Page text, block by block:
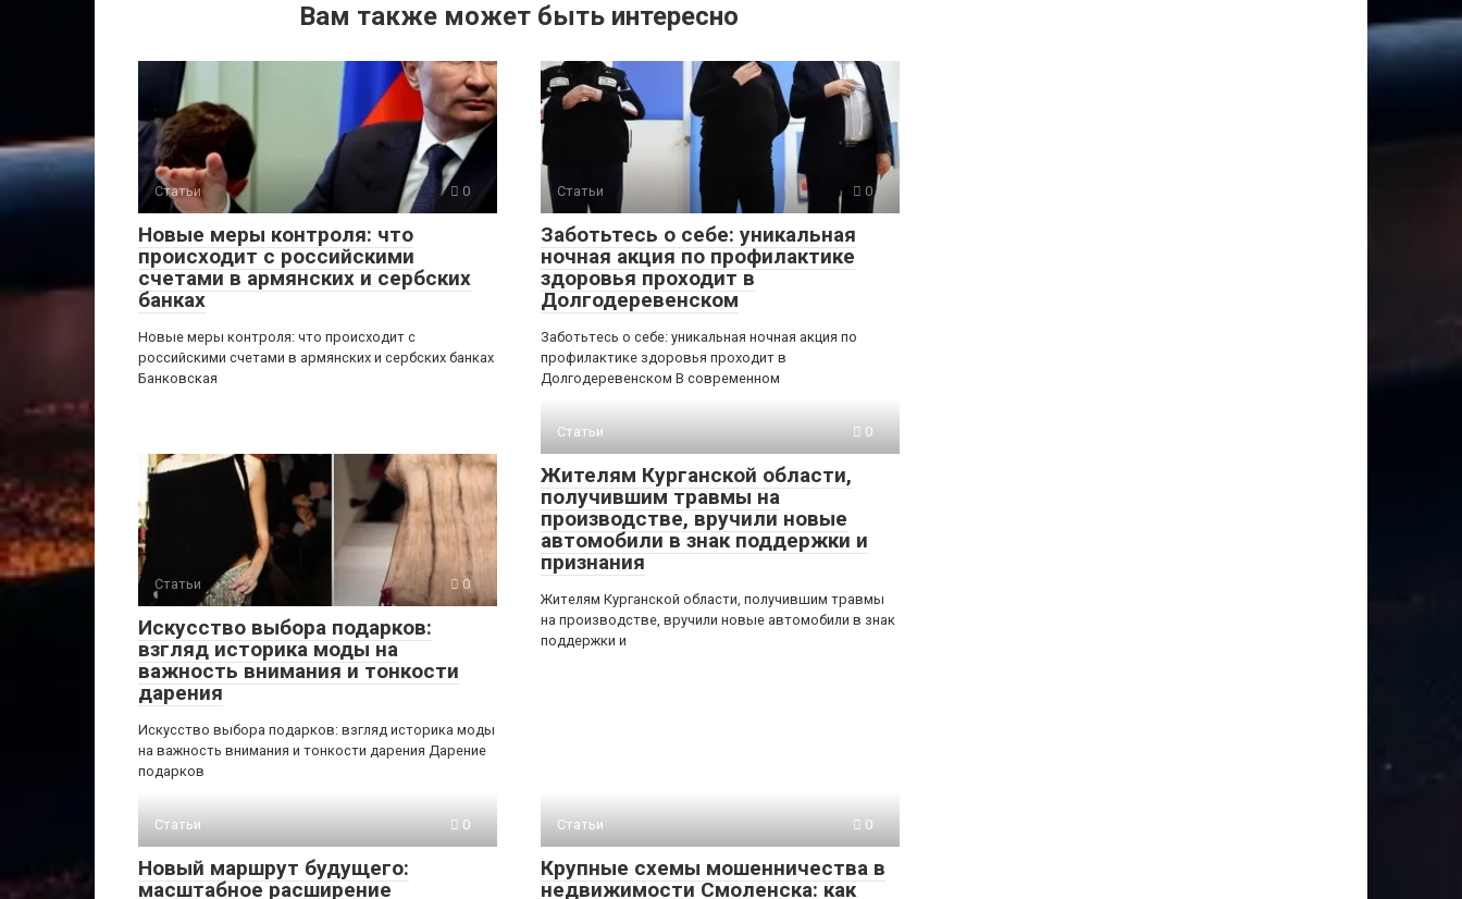
Вам также может быть интересно
Статьи 0
Новые меры контроля: что
происходит с российскими
счетами в армянских и сербских
банках
Новые меры контроля: что происходит с
российскими счетами в армянских и сербских банках
Банковская
Статьи 0
Заботьтесь о себе: уникальная
ночная акция по профилактике
здоровья проходит в
Долгодеревенском
Заботьтесь о себе: уникальная ночная акция по
профилактике здоровья проходит в
Долгодеревенском В современном
Статьи 0
Искусство выбора подарков:
взгляд историка моды на
важность внимания и тонкости
дарения
Искусство выбора подарков: взгляд историка моды
на важность внимания и тонкости дарения Дарение
подарков
Статьи 0
Жителям Курганской области,
получившим травмы на
производстве, вручили новые
автомобили в знак поддержки и
признания
Жителям Курганской области, получившим травмы
на производстве, вручили новые автомобили в знак
поддержки и
Статьи 0
Новый маршрут будущего:
масштабное расширение
Статьи 0
Крупные схемы мошенничества в
недвижимости Смоленска: как